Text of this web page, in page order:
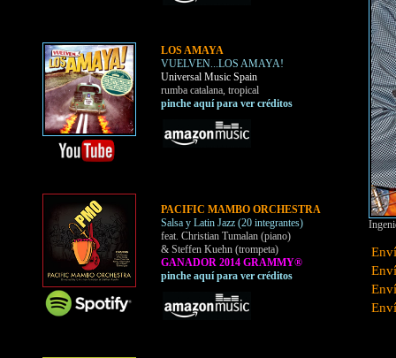
LOS AMAYA
VUELVEN...LOS AMAYA!
Universal Music Spain
rumba catalana, tropical
pinche aquí para ver créditos
PACIFIC MAMBO ORCHESTRA
Salsa y Latin Jazz (20 integrantes)
feat. Christian Tumalan (piano)
& Steffen Kuehn (trompeta)
GANADOR 2014 GRAMMY®
pinche aquí para ver créditos